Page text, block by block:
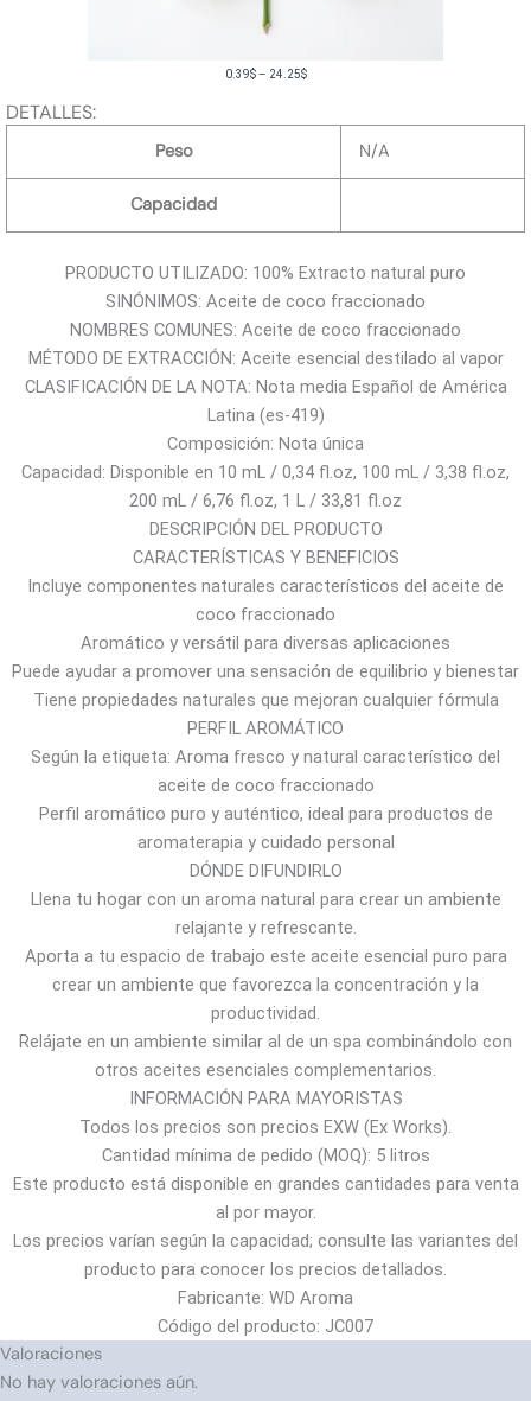
0.39$ – 24.25$R
n
p
r
e
c
i
o
s
:
d
e
0
.
3
9
$
a
4
.
2
5
$
DETALLES:
Peso N/A
Capacidad
PRODUCTO UTILIZADO: 100% Extracto natural puro
SINÓNIMOS: Aceite de coco fraccionado
NOMBRES COMUNES: Aceite de coco fraccionado
MÉTODO DE EXTRACCIÓN: Aceite esencial destilado al vapor
CLASIFICACIÓN DE LA NOTA: Nota media Español de América
Latina (es-419)
Composición: Nota única
Capacidad: Disponible en 10 mL / 0,34 fl.oz, 100 mL / 3,38 fl.oz,
200 mL / 6,76 fl.oz, 1 L / 33,81 fl.oz
DESCRIPCIÓN DEL PRODUCTO
CARACTERÍSTICAS Y BENEFICIOS
Incluye componentes naturales característicos del aceite de
coco fraccionado
Aromático y versátil para diversas aplicaciones
Puede ayudar a promover una sensación de equilibrio y bienestar
Tiene propiedades naturales que mejoran cualquier fórmula
PERFIL AROMÁTICO
Según la etiqueta: Aroma fresco y natural característico del
aceite de coco fraccionado
Perfil aromático puro y auténtico, ideal para productos de
aromaterapia y cuidado personal
DÓNDE DIFUNDIRLO
Llena tu hogar con un aroma natural para crear un ambiente
relajante y refrescante.
Aporta a tu espacio de trabajo este aceite esencial puro para
crear un ambiente que favorezca la concentración y la
productividad.
Relájate en un ambiente similar al de un spa combinándolo con
otros aceites esenciales complementarios.
INFORMACIÓN PARA MAYORISTAS
Todos los precios son precios EXW (Ex Works).
Cantidad mínima de pedido (MOQ): 5 litros
Este producto está disponible en grandes cantidades para venta
al por mayor.
Los precios varían según la capacidad; consulte las variantes del
producto para conocer los precios detallados.
Fabricante: WD Aroma
Código del producto: JC007
Valoraciones
No hay valoraciones aún.